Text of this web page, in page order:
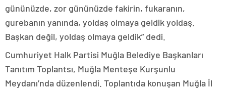
gününüzde, zor gününüzde fakirin, fukaranın,
gurebanın yanında, yoldaş olmaya geldik yoldaş.
Başkan değil, yoldaş olmaya geldik” dedi.
Cumhuriyet Halk Partisi Muğla Belediye Başkanları
Tanıtım Toplantsı, Muğla Menteşe Kurşunlu
Meydanı’nda düzenlendi. Toplantıda konuşan Muğla İl